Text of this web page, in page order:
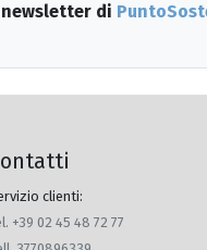
di
clienti:
+39 02 45 48 72 77